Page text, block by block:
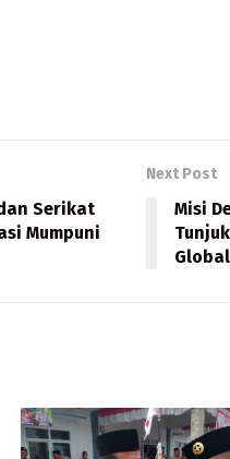
Serikat
Mumpuni
Next Post
Misi
Global